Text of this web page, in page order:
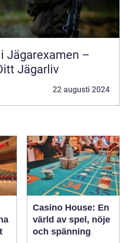
Jägarexamen –
Jägarliv
22 augusti 2024
Casino House: En
värld av spel, nöje
och spänning